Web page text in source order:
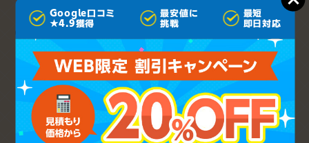
望の日時をご指定ください。
Google口コミ
★4.9獲得
最安値に
挑戦
最短
即日対応